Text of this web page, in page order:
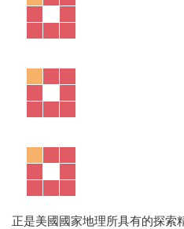
正是美國國家地理所具有的探索